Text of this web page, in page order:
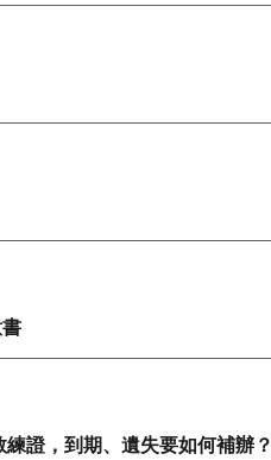
證，到期、遺失要如何補辦？